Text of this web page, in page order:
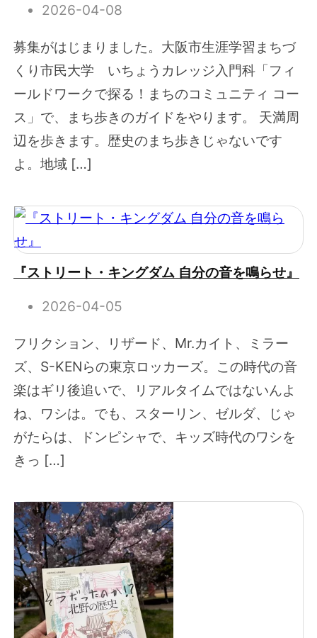
2026-04-08
募集がはじまりました。大阪市生涯学習まちづ
くり市民大学 いちょうカレッジ入門科「フィ
ールドワークで探る！まちのコミュニティ コー
ス」で、まち歩きのガイドをやります。 天満周
辺を歩きます。歴史のまち歩きじゃないです
よ。地域 […]
『ストリート・キングダム 自分の音を鳴らせ』
2026-04-05
フリクション、リザード、Mr.カイト、ミラー
ズ、S-KENらの東京ロッカーズ。この時代の音
楽はギリ後追いで、リアルタイムではないんよ
ね、ワシは。でも、スターリン、ゼルダ、じゃ
がたらは、ドンピシャで、キッズ時代のワシを
きっ […]